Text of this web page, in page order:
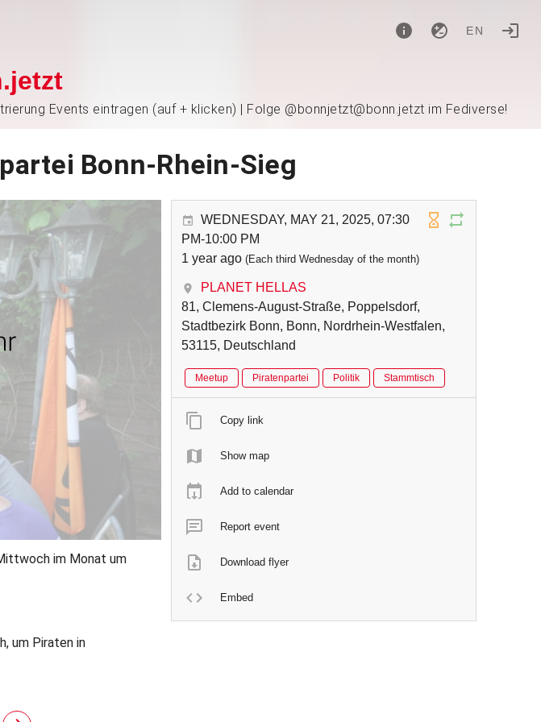
EN
Events eintragen (auf + klicken) | Folge @bonnjetzt@bonn.jetzt im Fediverse!
Bonn-Rhein-Sieg
im Monat um
um Piraten in
WEDNESDAY, MAY 21, 2025, 07:30
PM-10:00 PM
1 year ago (Each third Wednesday of the month)
PLANET HELLAS
81, Clemens-August-Straße, Poppelsdorf,
Stadtbezirk Bonn, Bonn, Nordrhein-Westfalen,
53115, Deutschland
Meetup Piratenpartei Politik Stammtisch
Copy link
Show map
Add to calendar
Report event
Download flyer
Embed